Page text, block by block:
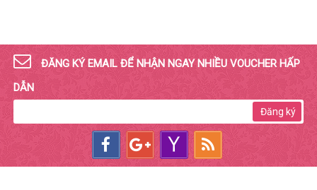
ĐĂNG KÝ EMAIL ĐỂ NHẬN NGAY NHIỀU VOUCHER HẤP
DẪN
Đăng ký